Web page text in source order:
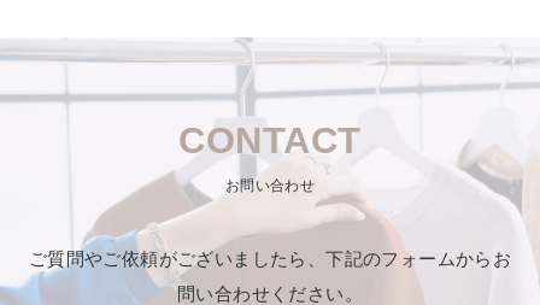
CONTACT
お問い合わせ
ご質問やご依頼がございましたら、下記のフォームからお
問い合わせください。